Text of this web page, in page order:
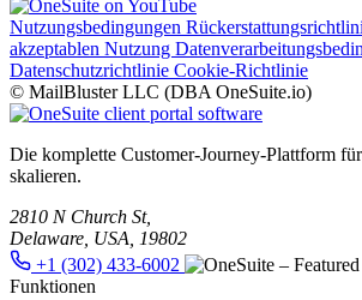
Nutzungsbedingungen
akzeptablen Nutzung
Datenschutzrichtlinie Cookie-Richtlinie
© MailBluster LLC (DBA OneSuite.io)
Die komplette Customer-Journey-Plattform
skalieren.
2810 N Church St,
Delaware, USA, 19802
+1 (302) 433-6002
Funktionen